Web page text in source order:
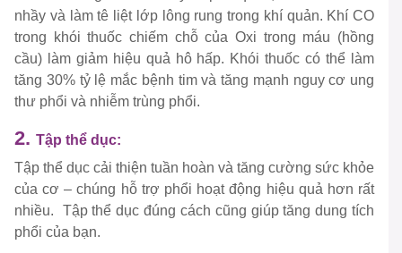
nhầy và làm tê liệt lớp lông rung trong khí quản. Khí CO
trong khói thuốc chiếm chỗ của Oxi trong máu (hồng
cầu) làm giảm hiệu quả hô hấp. Khói thuốc có thể làm
tăng 30% tỷ lệ mắc bệnh tim và tăng mạnh nguy cơ ung
thư phổi và nhiễm trùng phổi.
2. Tập thể dục:
Tập thể dục cải thiện tuần hoàn và tăng cường sức khỏe
của cơ – chúng hỗ trợ phổi hoạt động hiệu quả hơn rất
nhiều. Tập thể dục đúng cách cũng giúp tăng dung tích
phổi của bạn.